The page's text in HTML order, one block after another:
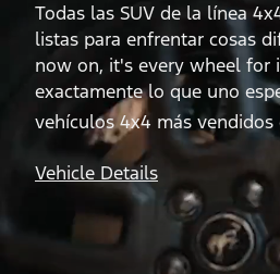
Todas las SUV de la línea
listas para enfrentar cosas
now on, it's every wheel for
exactamente lo que uno
vehículos 4x4 más vendidos
Vehicle Details